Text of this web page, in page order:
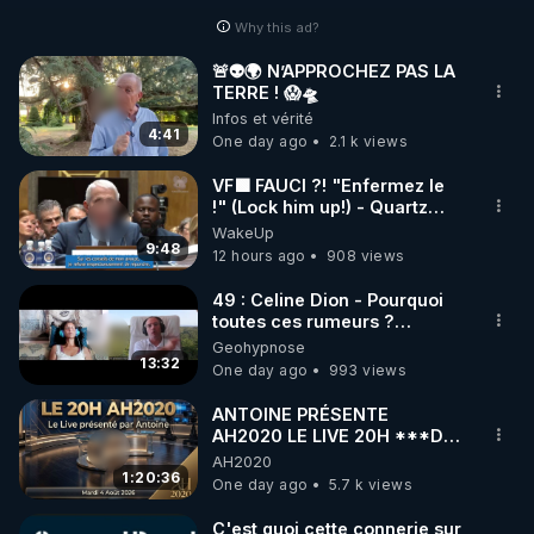
Why this ad?
4:41
🚨👽🌍 N’APPROCHEZ PAS LA
TERRE ! 😱🛸
Infos et vérité
One day ago
2.1 k views
9:48
VF🟩 FAUCI ?! "Enfermez le
!" (Lock him up!) - Quartz
Traduction
WakeUp
12 hours ago
908 views
13:32
49 : Celine Dion - Pourquoi
toutes ces rumeurs ?
Enquête sous hypnose
Geohypnose
One day ago
993 views
1:20:36
ANTOINE PRÉSENTE
AH2020 LE LIVE 20H ***DU
04/08/2026*** 📷LE
GRAND RÉVEIL EST EN
MARCHE 📷
AH2020
One day ago
5.7 k views
C'est quoi cette connerie sur